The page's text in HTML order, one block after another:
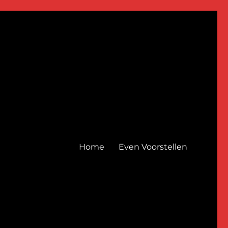
Home Even Voorstellen